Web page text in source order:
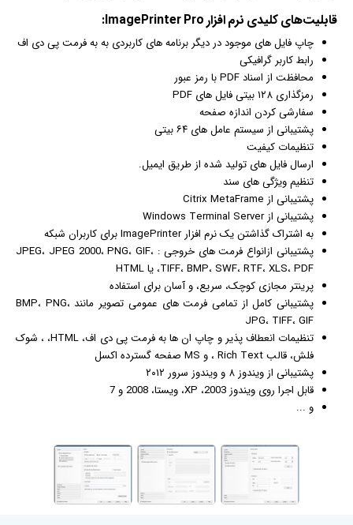
قابلیت‌های کلیدی نرم افزار
چاپ فایل های موجود در دیگر برنامه های کاربردی به به فرمت پی دی اف
رابط کاربر گرافیکی
محافظت از اسناد PDF با رمز عبور
رمزگذاری ۱۲۸ بیتی فایل های PDF
سفارشی کردن اندازه صفحه
پشتیبانی از سیستم عامل های ۶۴ بیتی
تنظیمات کیفیت
ارسال فایل های تولید شده از طریق ایمیل.
تنظیم ویژگی های سند
پشتیبانی از Citrix MetaFrame
پشتیبانی از Windows Terminal Server
به اشتراک گذاشتن یک نرم افزار ImagePrinter برای کاربران شبکه
پشتیبانی ازانواع فرمت های خروجی : JPEG، JPEG 2000، PNG، GIF،
TIFF، BMP، SWF، RTF، XLS، PDF، یا HTML
پرینتر مجازی کوچک، سریع، و آسان برای استفاده
پشتیبانی کامل از تمامی فرمت های عمومی تصویر مانند BMP، PNG،
JPG، TIFF، GIF
تنظیمات انعطاف پذیر و چاپ ان ها به فرمت پی دی اف، HTML، ، شوک
فلش، قالب Rich Text ، و MS صفحه گسترده اکسل
پشتیبانی از ویندوز
قابل اجرا روی ویندوز XP ،2003، ویستا، 2008 و 7
و ...